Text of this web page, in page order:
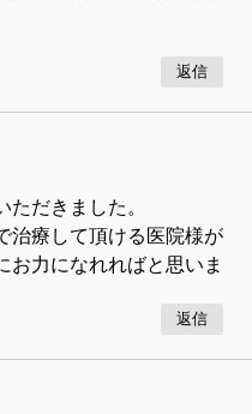
返信
だきました。
治療して頂ける医院様が
お力になれればと思いま
返信